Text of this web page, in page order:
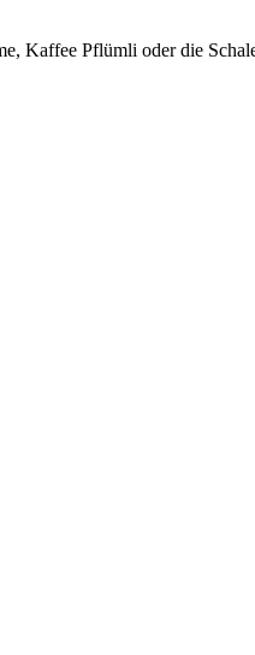
Kaffee Pflümli oder die